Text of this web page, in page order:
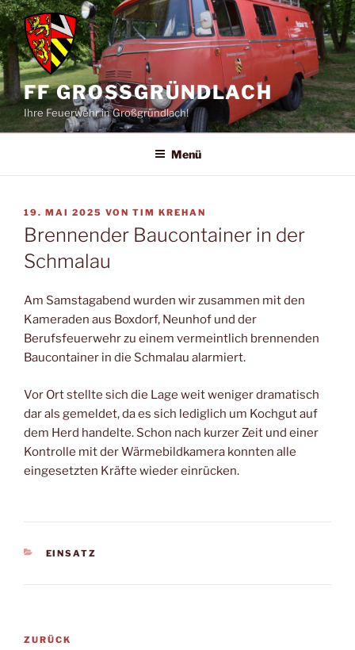
Zum
Inhalt
springen
FF GROSSGRÜNDLACH
Ihre Feuerwehr in Großgründlach!
Menü
VERÖFFENTLICHT
AM
19. MAI 2025 VON TIM KREHAN
Brennender Baucontainer in der
Schmalau
Am Samstagabend wurden wir zusammen mit den
Kameraden aus Boxdorf, Neunhof und der
Berufsfeuerwehr zu einem vermeintlich brennenden
Baucontainer in die Schmalau alarmiert.
Vor Ort stellte sich die Lage weit weniger dramatisch
dar als gemeldet, da es sich lediglich um Kochgut auf
dem Herd handelte. Schon nach kurzer Zeit und einer
Kontrolle mit der Wärmebildkamera konnten alle
eingesetzten Kräfte wieder einrücken.
KATEGORIEN
EINSATZ
Beitragsnavigation
Vorheriger
ZURÜCK